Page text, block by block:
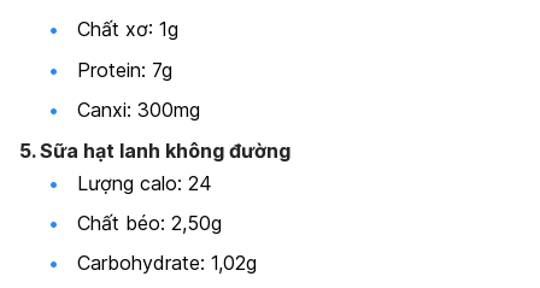
Chất xơ: 1g
Protein: 7g
Canxi: 300mg
5. Sữa hạt lanh không đường
Lượng calo: 24
Chất béo: 2,50g
Carbohydrate: 1,02g